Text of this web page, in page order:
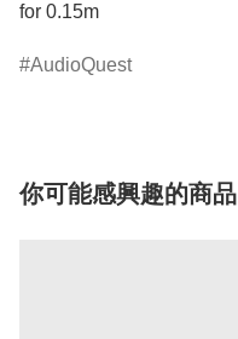
for 0.15m
AudioQuest
你可能感興趣的商品